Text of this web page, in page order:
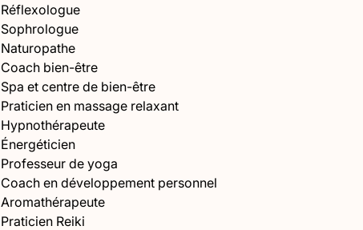
Réflexologue
Sophrologue
Naturopathe
Coach bien-être
Spa et centre de bien-être
Praticien en massage relaxant
Hypnothérapeute
Énergéticien
Professeur de yoga
Coach en développement personnel
Aromathérapeute
Praticien Reiki